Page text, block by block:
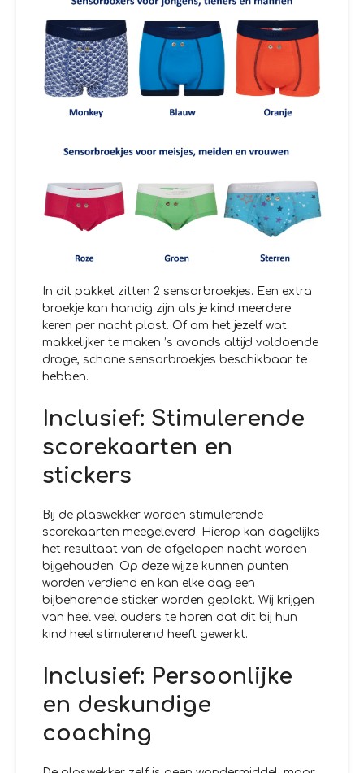
In dit pakket zitten 2 sensorbroekjes. Een extra
broekje kan handig zijn als je kind meerdere
keren per nacht plast. Of om het jezelf wat
makkelijker te maken ’s avonds altijd voldoende
droge, schone sensorbroekjes beschikbaar te
hebben.
Inclusief: Stimulerende
scorekaarten en
stickers
Bij de plaswekker worden stimulerende
scorekaarten meegeleverd. Hierop kan dagelijks
het resultaat van de afgelopen nacht worden
bijgehouden. Op deze wijze kunnen punten
worden verdiend en kan elke dag een
bijbehorende sticker worden geplakt. Wij krijgen
van heel veel ouders te horen dat dit bij hun
kind heel stimulerend heeft gewerkt.
Inclusief: Persoonlijke
en deskundige
coaching